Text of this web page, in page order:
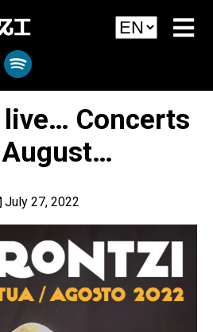
Concerts
July 27, 2022